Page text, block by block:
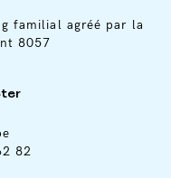
familial agréé par la
8057
82